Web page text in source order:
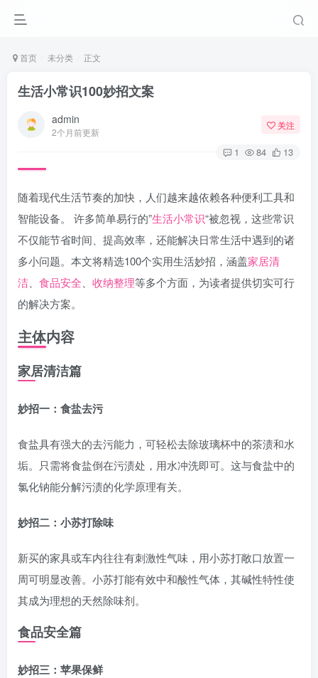
首页 未分类 正文
生活小常识100妙招文案
admin
2个月前更新
关注
1 84 13
随着现代生活节奏的加快，人们越来越依赖各种便利工具和
智能设备。 许多简单易行的”生活小常识“被忽视，这些常识
不仅能节省时间、提高效率，还能解决日常生活中遇到的诸
多小问题。本文将精选100个实用生活妙招，涵盖家居清
洁
食品安全 收纳整理等多个方面，为读者提供切实可行
的解决方案。
主体内容
家居清洁篇
妙招一：食盐去污
食盐具有强大的去污能力，可轻松去除玻璃杯中的茶渍和水
垢。只需将食盐倒在污渍处，用水冲洗即可。这与食盐中的
氯化钠能分解污渍的化学原理有关。
妙招二：小苏打除味
新买的家具或车内往往有刺激性气味，用小苏打敞口放置一
周可明显改善。小苏打能有效中和酸性气体，其碱性特性使
其成为理想的天然除味剂。
食品安全篇
妙招三：苹果保鲜